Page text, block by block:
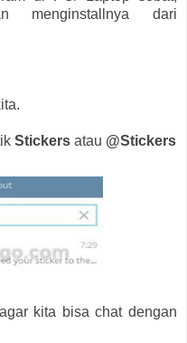
menginstallnya dari
Stickers atau @Stickers
kita bisa chat dengan